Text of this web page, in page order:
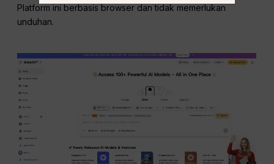
Platform ini berbasis browser dan tidak memerlukan
unduhan.